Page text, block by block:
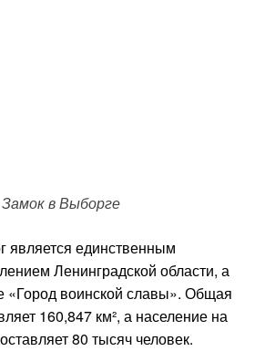
Замок в Выборге
является единственным
Ленинградской области, а
«Город воинской славы». Общая
160,847 км², а население на
80 тысяч человек.